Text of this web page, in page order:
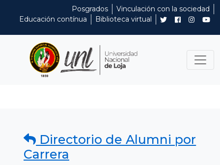
Posgrados
Vinculación con la sociedad
Educación contínua
Biblioteca virtual
Directorio de Alumni por
Carrera